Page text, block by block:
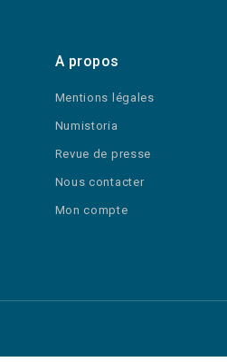
A propos
Mentions légales
Numistoria
Revue de presse
Nous contacter
Mon compte